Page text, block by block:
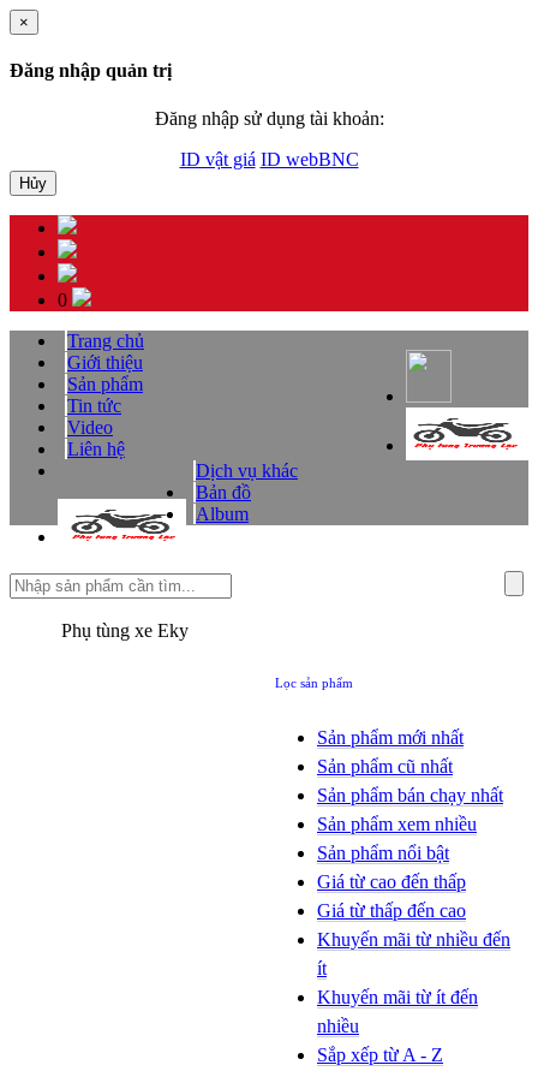
×
Đăng nhập quản trị
Đăng nhập sử dụng tài khoản:
ID vật giá ID webBNC
Hủy
0
Trang chủ
Giới thiệu
Sản phẩm
Tin tức
Video
Liên hệ
Dịch vụ khác
Bản đồ
Album
Phụ tùng xe Eky
Lọc sản phẩm
Sản phẩm mới nhất
Sản phẩm cũ nhất
Sản phẩm bán chạy nhất
Sản phẩm xem nhiều
Sản phẩm nổi bật
Giá từ cao đến thấp
Giá từ thấp đến cao
Khuyến mãi từ nhiều đến
ít
Khuyến mãi từ ít đến
nhiều
Sắp xếp từ A - Z